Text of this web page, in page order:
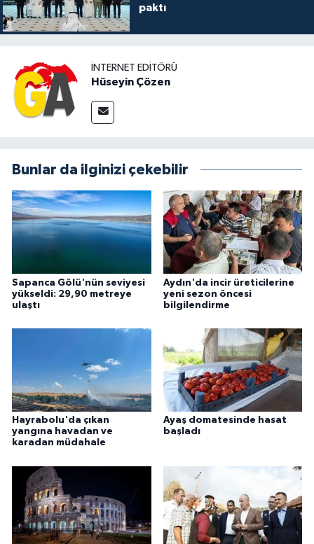
paktı
İNTERNET EDITÖRÜ
Hüseyin Çözen
Bunlar da ilginizi çekebilir
Sapanca Gölü'nün seviyesi
yükseldi: 29,90 metreye
ulaştı
Aydın'da incir üreticilerine
yeni sezon öncesi
bilgilendirme
Hayrabolu'da çıkan
yangına havadan ve
karadan müdahale
Ayaş domatesinde hasat
başladı